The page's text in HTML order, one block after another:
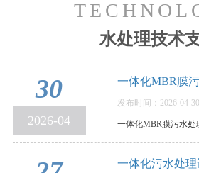
水处理技术
30
2026-04
发布时间：2026-04-30